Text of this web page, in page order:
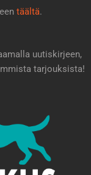
k täältä.
uutiskirjeen,
tarjouksista!